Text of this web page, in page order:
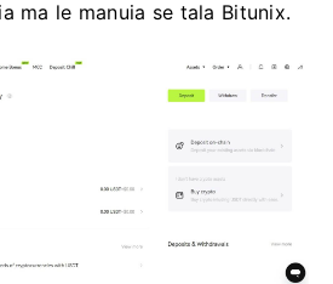
ma le manuia se tala Bitunix.